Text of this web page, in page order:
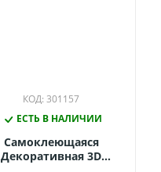
КОД: 301157
ЕСТЬ В НАЛИЧИИ
Самоклеющаяся
Декоративная 3D